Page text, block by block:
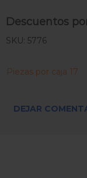
Descuentos
SKU: 5776
Piezas por caja 17
DEJAR